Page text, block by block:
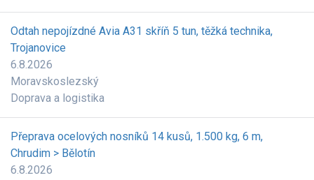
Odtah nepojízdné Avia A31 skříň 5 tun, těžká technika,
Trojanovice
6.8.2026
Moravskoslezský
Doprava a logistika
Přeprava ocelových nosníků 14 kusů, 1.500 kg, 6 m,
Chrudim > Bělotín
6.8.2026